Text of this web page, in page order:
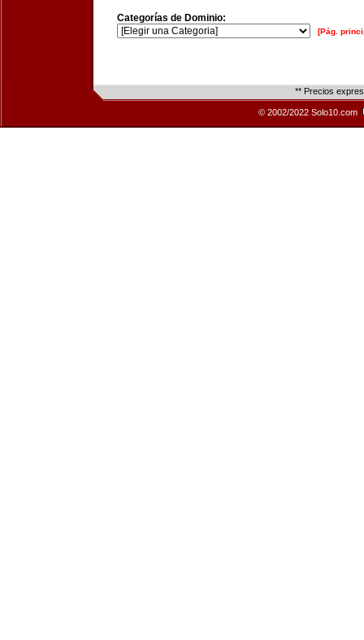
Categorías de Dominio:
[Pág.
** Precios
© 2002/2022 Solo10.com